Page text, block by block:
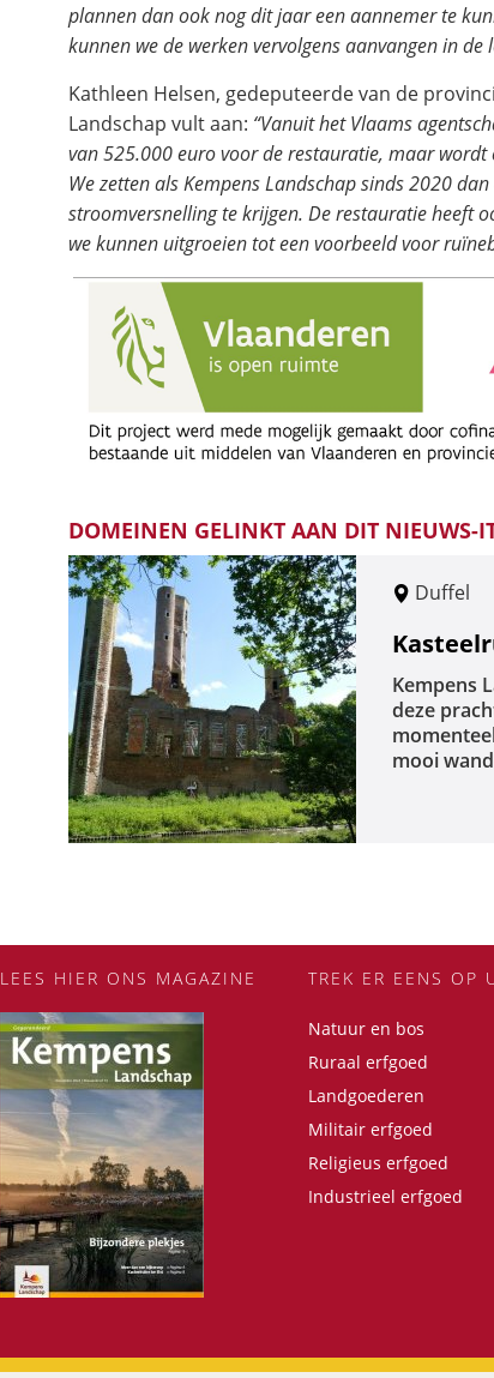
plannen dan ook nog dit jaar een aannemer te
kunnen we de werken vervolgens aanvangen in de
Kathleen Helsen, gedeputeerde van de
Landschap vult aan: “Vanuit het Vlaams
van 525.000 euro voor de restauratie, maar
We zetten als Kempens Landschap sinds 2020
stroomversnelling te krijgen. De restauratie heeft
we kunnen uitgroeien tot een voorbeeld voor
DOMEINEN GELINKT AAN DIT NIEUWS-
Duffel
Kempens
deze
mooi
LEES HIER ONS MAGAZINE TREK ER EENS OP
Natuur en bos
Ruraal erfgoed
Landgoederen
Militair erfgoed
Religieus erfgoed
Industrieel erfgoed